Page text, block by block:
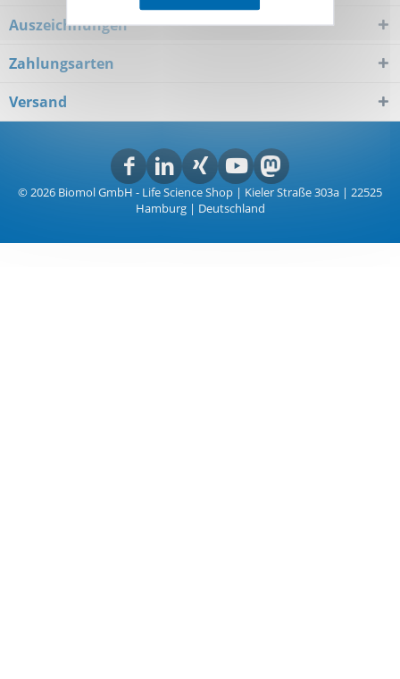
Auszeichnungen
Zahlungsarten
Versand
© 2026 Biomol GmbH - Life Science Shop | Kieler Straße 303a | 22525
Hamburg | Deutschland